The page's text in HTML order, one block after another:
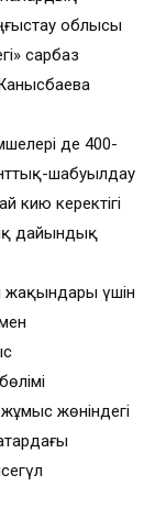
облысы
сарбаз
де 400-
шабуылдау
кию керектігі
дайындық
жақындары үшін
жөніндегі